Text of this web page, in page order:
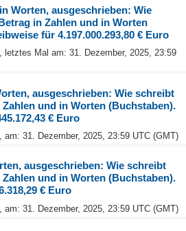
Worten, ausgeschrieben: Wie
in Zahlen und in Worten
für 4.197.000.293,80 € Euro
letztes Mal am: 31. Dezember, 2025, 23:59
ausgeschrieben: Wie schreibt
und in Worten (Buchstaben).
€ Euro
31. Dezember, 2025, 23:59 UTC (GMT)
ausgeschrieben: Wie schreibt
und in Worten (Buchstaben).
€ Euro
31. Dezember, 2025, 23:59 UTC (GMT)